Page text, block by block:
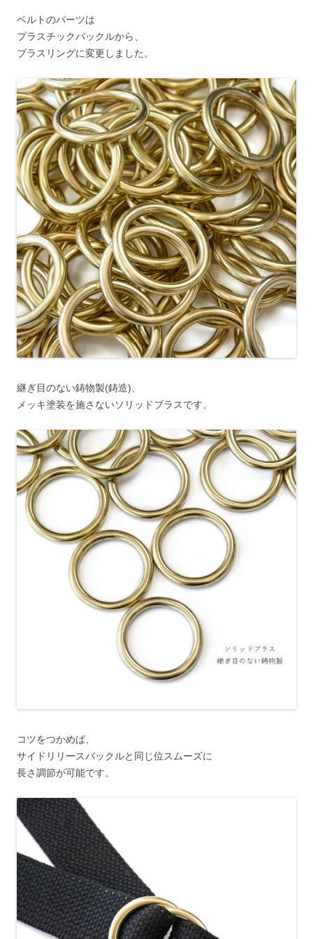
ベルトのパーツは
プラスチックバックルから、
ブラスリングに変更しました。
継ぎ目のない鋳物製(鋳造)、
メッキ塗装を施さないソリッドブラスです。
コツをつかめば、
サイドリリースバックルと同じ位スムーズに
長さ調節が可能です。